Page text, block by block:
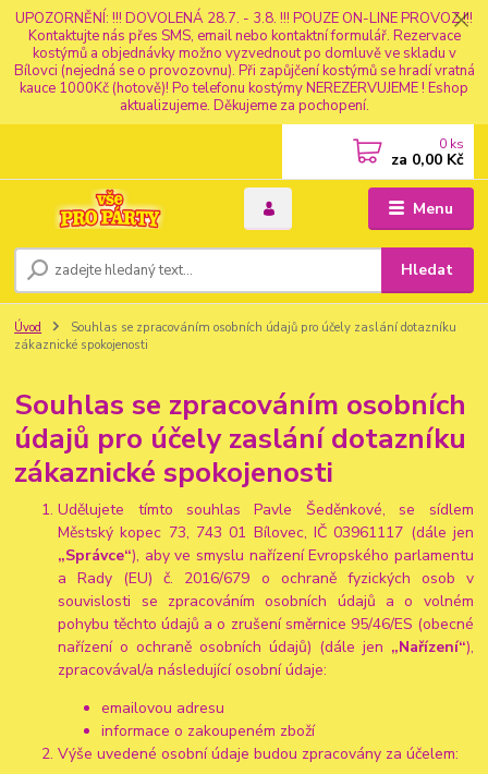
UPOZORNĚNÍ: !!! DOVOLENÁ 28.7. - 3.8. !!! POUZE ON-LINE PROVOZ !!!
Kontaktujte nás přes SMS, email nebo kontaktní formulář. Rezervace
kostýmů a objednávky možno vyzvednout po domluvě ve skladu v
Bílovci (nejedná se o provozovnu). Při zapůjčení kostýmů se hradí vratná
kauce 1000Kč (hotově)! Po telefonu kostýmy NEREZERVUJEME ! Eshop
aktualizujeme. Děkujeme za pochopení.
Menu
Hledat
0 ks
za 0,00 Kč
Úvod
Souhlas se zpracováním osobních údajů pro účely zaslání dotazníku
zákaznické spokojenosti
Souhlas se zpracováním osobních
údajů pro účely zaslání dotazníku
zákaznické spokojenosti
Udělujete tímto souhlas Pavle Šeděnkové, se sídlem
Městský kopec 73, 743 01 Bílovec, IČ 03961117 (dále jen
„Správce“), aby ve smyslu nařízení Evropského parlamentu
a Rady (EU) č. 2016/679 o ochraně fyzických osob v
souvislosti se zpracováním osobních údajů a o volném
pohybu těchto údajů a o zrušení směrnice 95/46/ES (obecné
nařízení o ochraně osobních údajů) (dále jen „Nařízení“),
zpracovával/a následující osobní údaje:
emailovou adresu
informace o zakoupeném zboží
Výše uvedené osobní údaje budou zpracovány za účelem: